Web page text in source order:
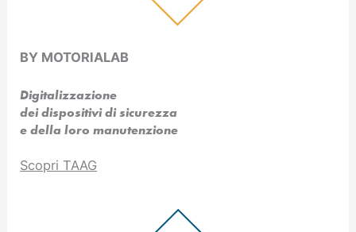
BY MOTORIALAB
Digitalizzazione
dei dispositivi di sicurezza
e della loro manutenzione
Scopri TAAG